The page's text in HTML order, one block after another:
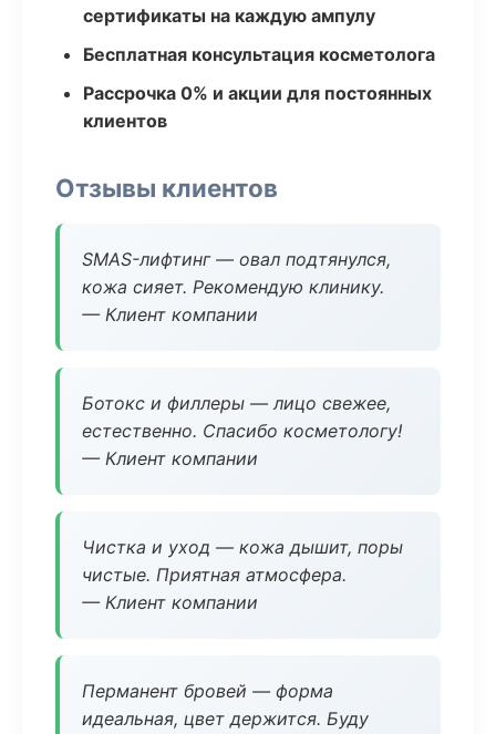
сертификаты на каждую ампулу
Бесплатная консультация косметолога
Рассрочка 0% и акции для постоянных
клиентов
Отзывы клиентов
SMAS-лифтинг — овал подтянулся,
кожа сияет. Рекомендую клинику.
— Клиент компании
Ботокс и филлеры — лицо свежее,
естественно. Спасибо косметологу!
— Клиент компании
Чистка и уход — кожа дышит, поры
чистые. Приятная атмосфера.
— Клиент компании
Перманент бровей — форма
идеальная, цвет держится. Буду